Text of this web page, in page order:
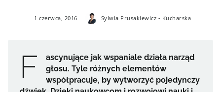
1 czerwca, 2016 Sylwia Prusakiewicz - Kucharska
F
ascynujące jak wspaniale działa narząd
głosu. Tyle różnych elementów
współpracuje, by wytworzyć pojedynczy